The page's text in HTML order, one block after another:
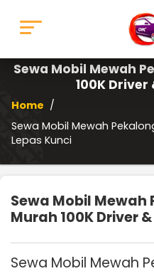
Sewa Mobil Mewah
100K Driver
Home /
Sewa Mobil Mewah
Lepas Kunci
Sewa Mobil
Murah 100K Driver
Sewa Mobil Mewah